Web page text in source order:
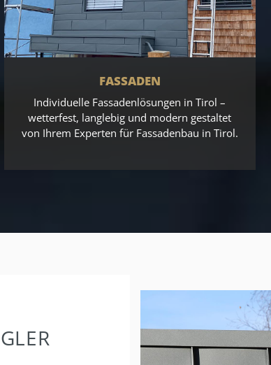
FASSADEN
Individuelle Fassadenlösungen in Tirol –
wetterfest, langlebig und modern gestaltet
von Ihrem Experten für Fassadenbau in Tirol.